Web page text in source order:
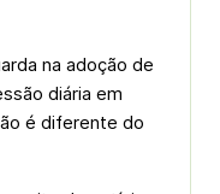
na adoção de
diária em
é diferente do